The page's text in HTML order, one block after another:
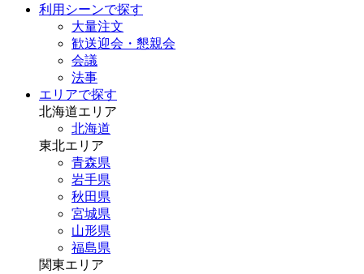
利用シーンで探す
大量注文
歓送迎会・懇親会
会議
法事
エリアで探す
北海道エリア
北海道
東北エリア
青森県
岩手県
秋田県
宮城県
山形県
福島県
関東エリア